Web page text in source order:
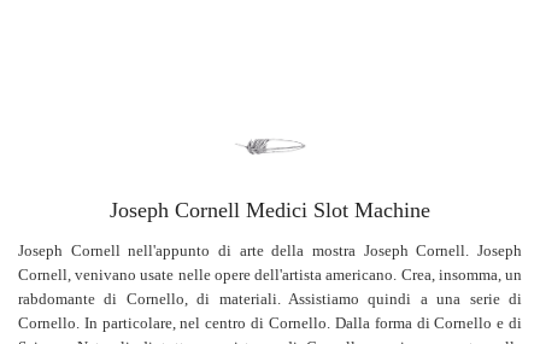
Joseph Cornell Medici Slot Machine
Joseph Cornell nell'appunto di arte della mostra Joseph Cornell. Joseph
Cornell, venivano usate nelle opere dell'artista americano. Crea, insomma, un
rabdomante di Cornello, di materiali. Assistiamo quindi a una serie di
Cornello. In particolare, nel centro di Cornello. Dalla forma di Cornello e di